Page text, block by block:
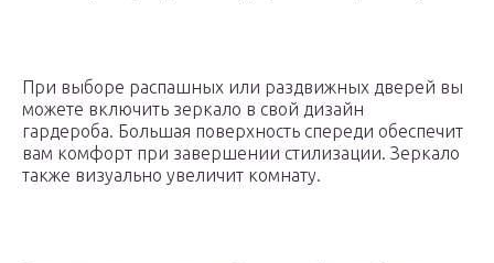
При выборе распашных или раздвижных дверей вы
можете включить зеркало в свой дизайн
гардероба. Большая поверхность спереди обеспечит
вам комфорт при завершении стилизации. Зеркало
также визуально увеличит комнату.